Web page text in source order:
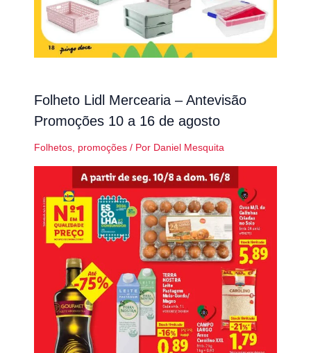
Folheto Lidl Mercearia – Antevisão
Promoções 10 a 16 de agosto
Folhetos, promoções/ Por Daniel Mesquita